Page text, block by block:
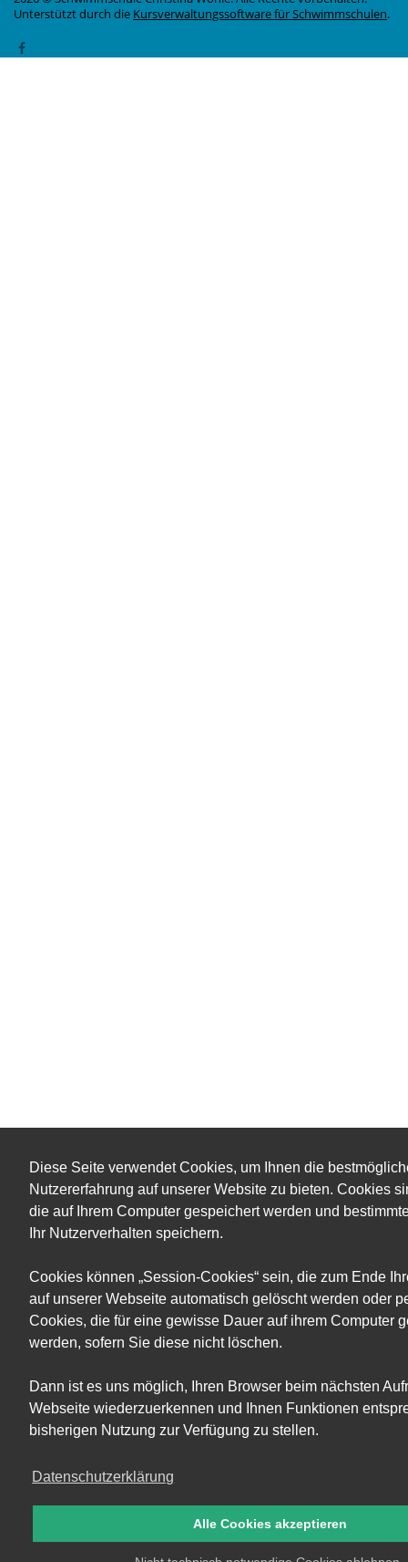
Diese Seite verwendet Cookies, um Ihnen die
Nutzererfahrung auf unserer Website zu bieten. Cookies
die auf Ihrem Computer gespeichert werden und
Ihr Nutzerverhalten speichern.
Cookies können „Session-Cookies“ sein, die zum Ende
auf unserer Webseite automatisch gelöscht werden oder
Cookies, die für eine gewisse Dauer auf ihrem Computer
werden, sofern Sie diese nicht löschen.
Dann ist es uns möglich, Ihren Browser beim nächsten
Webseite wiederzuerkennen und Ihnen Funktionen
bisherigen Nutzung zur Verfügung zu stellen.
Datenschutzerklärung
Alle Cookies akzeptieren
Unterstützt durch die Kursverwaltungssoftware für Schwimmschulen.